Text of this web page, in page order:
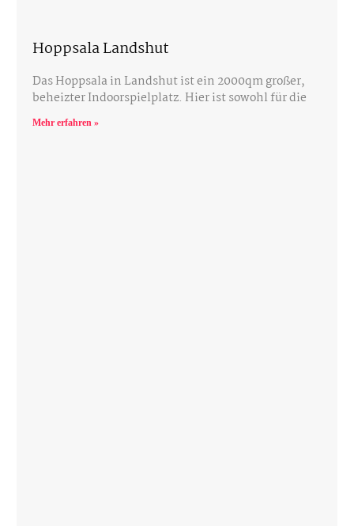
Hoppsala Landshut
Das Hoppsala in Landshut ist ein 2000qm großer,
beheizter Indoorspielplatz. Hier ist sowohl für die
Mehr erfahren »